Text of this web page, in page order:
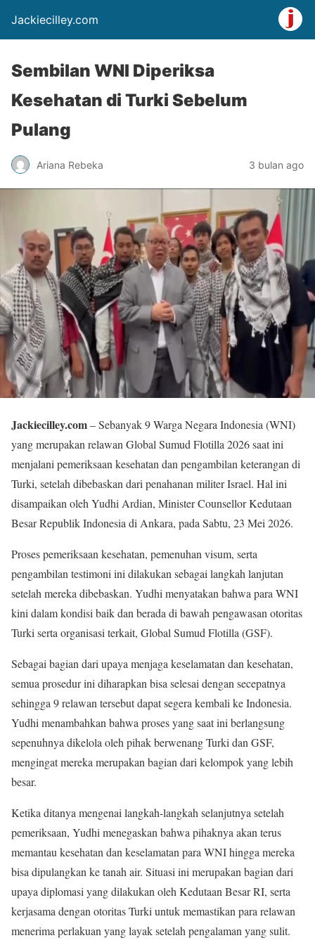
Jackiecilley.com
Sembilan WNI Diperiksa
Kesehatan di Turki Sebelum
Pulang
Ariana Rebeka 3 bulan ago
Jackiecilley.com– Sebanyak 9 Warga Negara Indonesia (WNI)
yang merupakan relawan Global Sumud Flotilla 2026 saat ini
menjalani pemeriksaan kesehatan dan pengambilan keterangan di
Turki, setelah dibebaskan dari penahanan militer Israel. Hal ini
disampaikan oleh Yudhi Ardian, Minister Counsellor Kedutaan
Besar Republik Indonesia di Ankara, pada Sabtu, 23 Mei 2026.
Proses pemeriksaan kesehatan, pemenuhan visum, serta
pengambilan testimoni ini dilakukan sebagai langkah lanjutan
setelah mereka dibebaskan. Yudhi menyatakan bahwa para WNI
kini dalam kondisi baik dan berada di bawah pengawasan otoritas
Turki serta organisasi terkait, Global Sumud Flotilla (GSF).
Sebagai bagian dari upaya menjaga keselamatan dan kesehatan,
semua prosedur ini diharapkan bisa selesai dengan secepatnya
sehingga 9 relawan tersebut dapat segera kembali ke Indonesia.
Yudhi menambahkan bahwa proses yang saat ini berlangsung
sepenuhnya dikelola oleh pihak berwenang Turki dan GSF,
mengingat mereka merupakan bagian dari kelompok yang lebih
besar.
Ketika ditanya mengenai langkah-langkah selanjutnya setelah
pemeriksaan, Yudhi menegaskan bahwa pihaknya akan terus
memantau kesehatan dan keselamatan para WNI hingga mereka
bisa dipulangkan ke tanah air. Situasi ini merupakan bagian dari
upaya diplomasi yang dilakukan oleh Kedutaan Besar RI, serta
kerjasama dengan otoritas Turki untuk memastikan para relawan
menerima perlakuan yang layak setelah pengalaman yang sulit.